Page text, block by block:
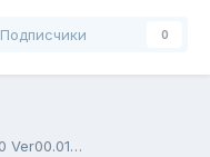
Подписчики 0
Yasin 40E59TS, 5800-A6M88G-0P00 Ver00.01 2014.05.29, TC58NVG1S3HTA00